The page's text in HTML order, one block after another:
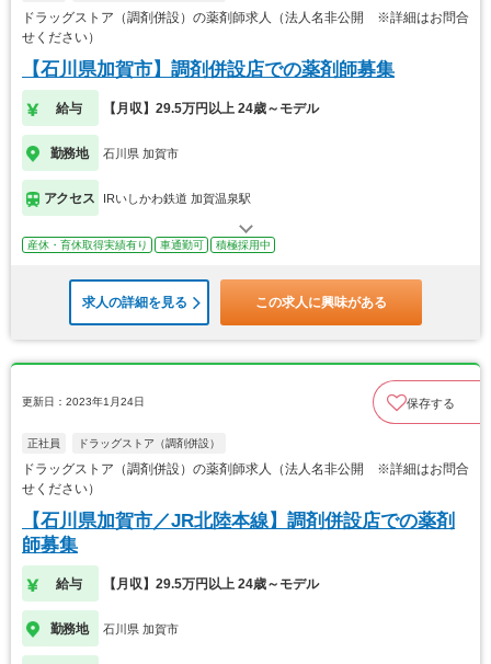
ドラッグストア（調剤併設）の薬剤師求人（法人名非公開 ※詳細はお問合
せください）
【石川県加賀市】調剤併設店での薬剤師募集
給与 【月収】29.5万円以上 24歳～モデル
勤務地 石川県 加賀市
アクセス IRいしかわ鉄道 加賀温泉駅
産休・育休取得実績有り 車通勤可 積極採用中
求人の詳細を見る この求人に興味がある
更新日：2023年1月24日 保存する
正社員 ドラッグストア（調剤併設）
ドラッグストア（調剤併設）の薬剤師求人（法人名非公開 ※詳細はお問合
せください）
【石川県加賀市／JR北陸本線】調剤併設店での薬剤
師募集
給与 【月収】29.5万円以上 24歳～モデル
勤務地 石川県 加賀市